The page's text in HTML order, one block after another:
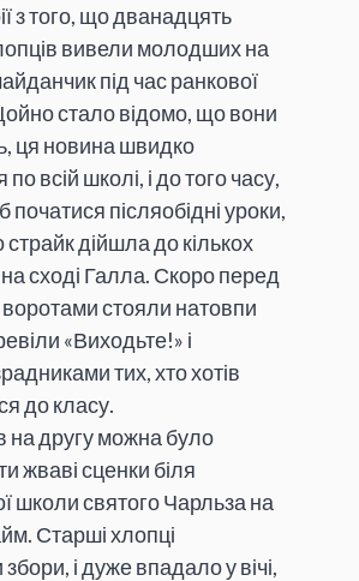
з того, що дванадцять
вивели молодших на
під час ранкової
стало відомо, що вони
ця новина швидко
всій школі, і до того часу,
початися післяобідні уроки,
дійшла до кількох
сході Галла. Скоро перед
стояли натовпи
«Виходьте!» і
тих, хто хотів
до класу.
на другу можна було
жваві сценки біля
школи святого Чарльза на
Старші хлопці
і дуже впадало у вічі,